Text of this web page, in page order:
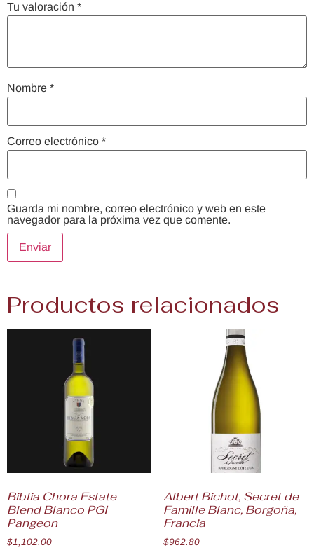
Tu valoración *
Nombre *
Correo electrónico *
Guarda mi nombre, correo electrónico y web en este
navegador para la próxima vez que comente.
Productos relacionados
Biblia Chora Estate
Blend Blanco PGI
Pangeon
$1,102.00
Albert Bichot, Secret de
Famille Blanc, Borgoña,
Francia
$962.80